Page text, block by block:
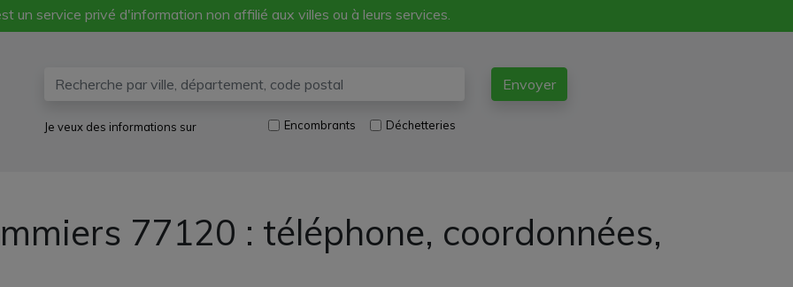
un service privé d'information non affilié aux villes ou à leurs services.
Envoyer
Je veux des informations sur Encombrants Déchetteries
77120 : téléphone, coordonnées,